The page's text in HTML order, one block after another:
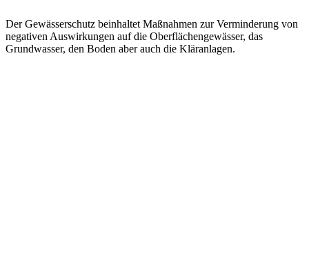
Der Gewässerschutz beinhaltet Maßnahmen zur Verminderung von
negativen Auswirkungen auf die Oberflächengewässer, das
Grundwasser, den Boden aber auch die Kläranlagen.